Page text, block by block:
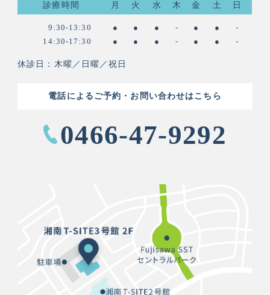
診療時間 月 火 水 木 金 土 日
9:30-13:30 ● ● ● - ● ●
-
14:30-17:30
● ● ● - ● ● -
休診日：木曜／日曜／祝日
電話によるご予約・お問い合わせはこちら
0466-47-9292